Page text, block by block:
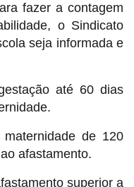
fazer a contagem
o Sindicato
seja informada e
até 60 dias
de 120
afastamento.
superior a